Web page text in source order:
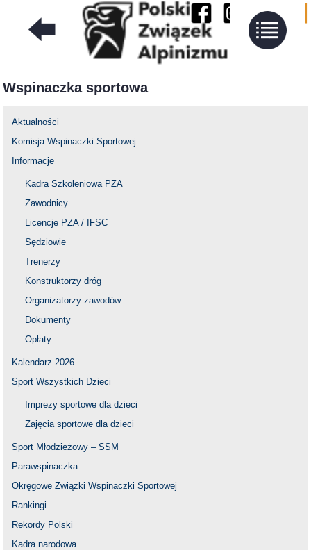
Wspinaczka sportowa
Aktualności
Komisja Wspinaczki Sportowej
Informacje
Kadra Szkoleniowa PZA
Zawodnicy
Licencje PZA / IFSC
Sędziowie
Trenerzy
Konstruktorzy dróg
Organizatorzy zawodów
Dokumenty
Opłaty
Kalendarz 2026
Sport Wszystkich Dzieci
Imprezy sportowe dla dzieci
Zajęcia sportowe dla dzieci
Sport Młodzieżowy – SSM
Parawspinaczka
Okręgowe Związki Wspinaczki Sportowej
Rankingi
Rekordy Polski
Kadra narodowa